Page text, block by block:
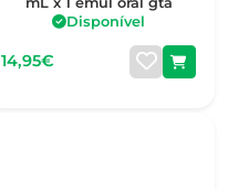
Disponível
14,95€